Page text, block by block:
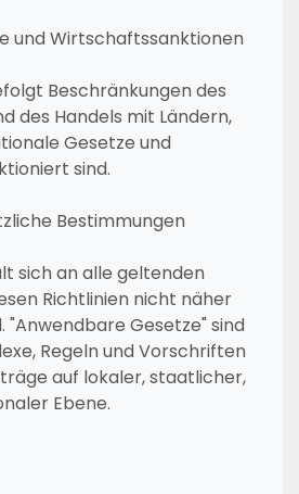
und Wirtschaftssanktionen
Beschränkungen des
des Handels mit Ländern,
Gesetze und
sind.
Bestimmungen
sich an alle geltenden
Richtlinien nicht näher
"Anwendbare Gesetze" sind
Regeln und Vorschriften
auf lokaler, staatlicher,
Ebene.